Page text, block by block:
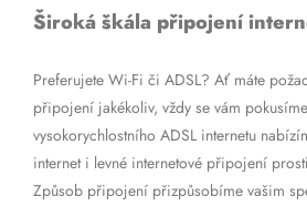
Široká škála připojení
Preferujete Wi-Fi či ADSL? Ať máte
připojení jakékoliv, vždy se vám
vysokorychlostního ADSL internetu
internet i levné internetové připojení
Způsob připojení přizpůsobíme vašim